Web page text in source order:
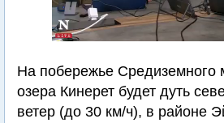
На побережье Средиземного
озера Кинерет будет дуть
ветер (до 30 км/ч), в районе